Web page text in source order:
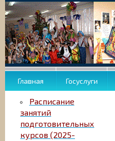
Главная Госуслуги
Расписание
занятий
подготовительных
курсов (2025-